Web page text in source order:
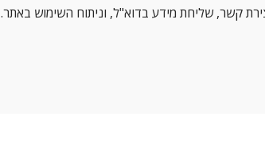
קשר, שליחת מידע בדוא"ל, וניתוח השימוש באתר.